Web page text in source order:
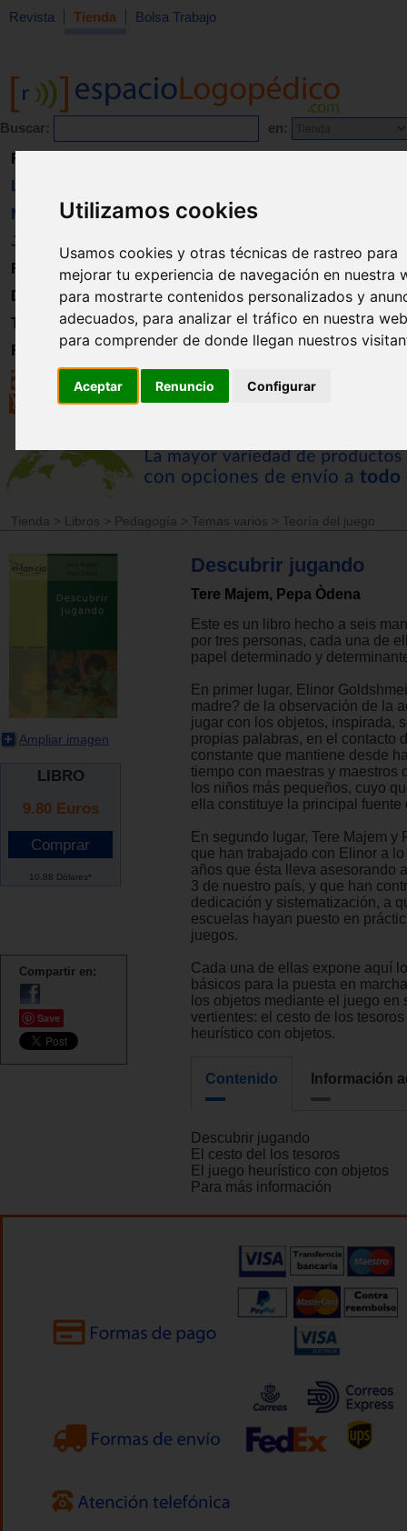
Utilizamos cookies
Usamos cookies y otras técnicas de rastreo para
mejorar tu experiencia de navegación en nuestra
para mostrarte contenidos personalizados y
adecuados, para analizar el tráfico en nuestra
para comprender de donde llegan nuestros
Aceptar Renuncio Configurar
Revista Tienda Bolsa Trabajo
Buscar: en:
Revista
Libros
Material
Juguetes
Formación
Directorio
Trabajo
Registro
Tienda > Libros > Pedagogía > Temas varios > Teoría del juego
Ampliar imagen
LIBRO
9.80 Euros
10.88 Dólares*
Compartir en:
Save
Descubrir jugando
Tere Majem, Pepa Òdena
Este es un libro hecho a seis
por tres personas, cada una de
papel determinado y
En primer lugar, Elinor
madre? de la observación de la
jugar con los objetos, inspirada,
propias palabras, en el contacto
constante que mantiene desde
tiempo con maestras y maestros
los niños más pequeños, cuyo
ella constituye la principal fuente
En segundo lugar, Tere Majem y
que han trabajado con Elinor a
años que ésta lleva asesorando
3 de nuestro país, y que han
dedicación y sistematización, a
escuelas hayan puesto en
juegos.
Cada una de ellas expone aquí
básicos para la puesta en
los objetos mediante el juego en
vertientes: el cesto de los
heurístico con objetos.
Contenido Información
Descubrir jugando
El cesto del los tesoros
El juego heurístico con objetos
Para más información